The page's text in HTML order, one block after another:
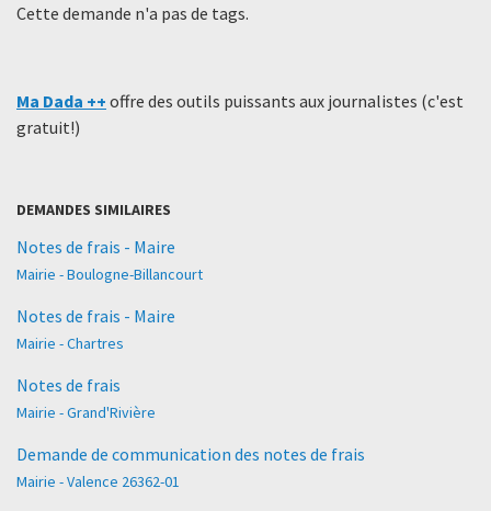
Cette demande n'a pas de tags.
Ma Dada ++ offre des outils puissants aux journalistes (c'est
gratuit!)
DEMANDES SIMILAIRES
Notes de frais - Maire
Mairie - Boulogne-Billancourt
Notes de frais - Maire
Mairie - Chartres
Notes de frais
Mairie - Grand'Rivière
Demande de communication des notes de frais
Mairie - Valence 26362-01